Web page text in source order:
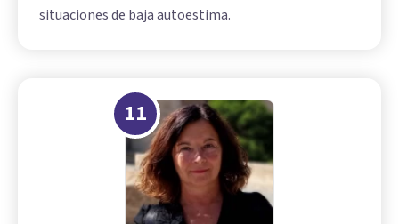
situaciones de baja autoestima.
11